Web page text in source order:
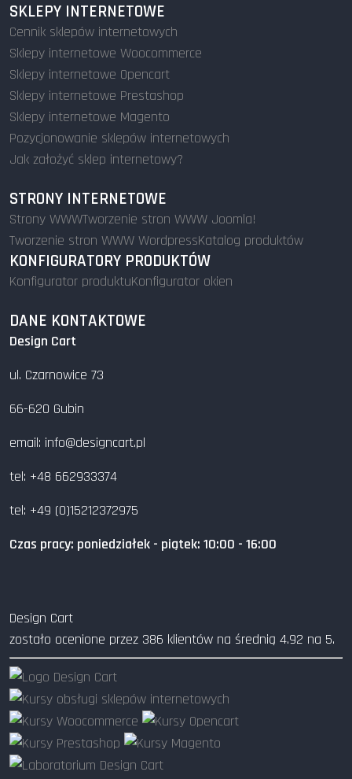
SKLEPY INTERNETOWE
Cennik sklepów internetowych
Sklepy internetowe Woocommerce
Sklepy internetowe Opencart
Sklepy internetowe Prestashop
Sklepy internetowe Magento
Pozycjonowanie sklepów internetowych
Jak założyć sklep internetowy?
STRONY INTERNETOWE
Strony WWWTworzenie stron WWW Joomla!
Tworzenie stron WWW WordpressKatalog produktów
KONFIGURATORY PRODUKTÓW
Konfigurator produktuKonfigurator okien
DANE KONTAKTOWE
Design Cart
ul. Czarnowice 73
66-620 Gubin
email: info@designcart.pl
tel: +48 662933374
tel: +49 (0)15212372975
Czas pracy: poniedziałek - piątek: 10:00 - 16:00
Design Cart
zostało ocenione przez 386 klientów na średnią 4.92 na 5.